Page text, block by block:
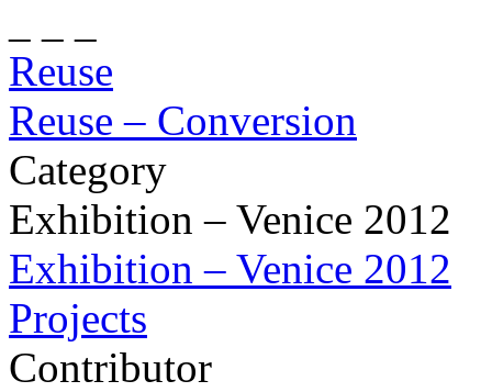
Reuse
Reuse – Conversion
Category
Exhibition – Venice 2012
Exhibition – Venice 2012
Projects
Contributor